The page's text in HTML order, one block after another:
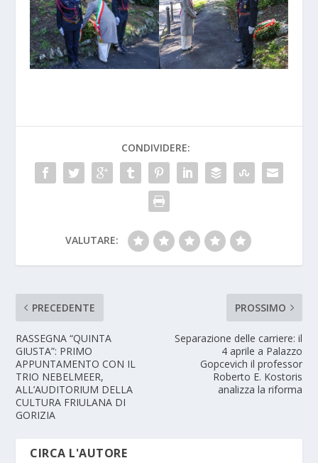
CONDIVIDERE:
VALUTARE:
PRECEDENTE
RASSEGNA “QUINTA
GIUSTA”: PRIMO
APPUNTAMENTO CON IL
TRIO NEBELMEER,
ALL’AUDITORIUM DELLA
CULTURA FRIULANA DI
GORIZIA
PROSSIMO
Separazione delle carriere: il
4 aprile a Palazzo
Gopcevich il professor
Roberto E. Kostoris
analizza la riforma
CIRCA L'AUTORE